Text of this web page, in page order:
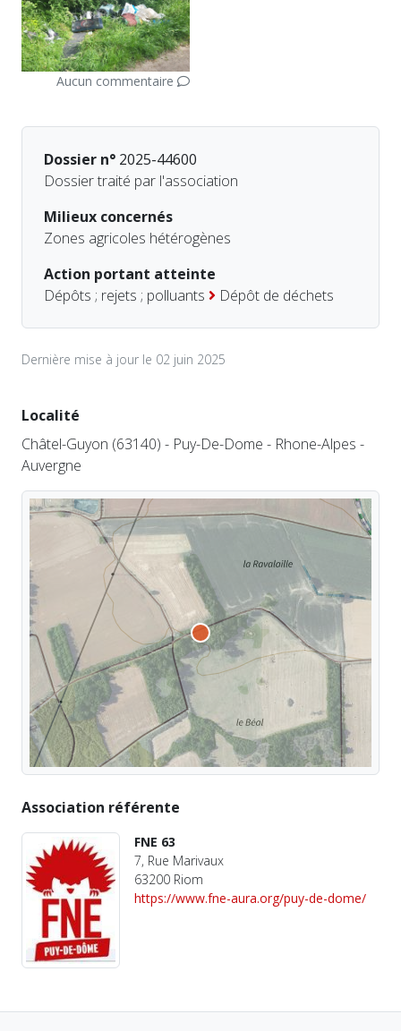
Aucun commentaire
Dossier n° 2025-44600
Dossier traité par l'association
Milieux concernés
Zones agricoles hétérogènes
Action portant atteinte
Dépôts ; rejets ; polluants
Dépôt de déchets
Dernière mise à jour le 02 juin 2025
Localité
Châtel-Guyon (63140) - Puy-De-Dome - Rhone-Alpes -
Auvergne
Association référente
FNE 63
7, Rue Marivaux
63200 Riom
https://www.fne-aura.org/puy-de-dome/